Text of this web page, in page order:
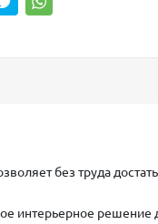
без труда
интерьерное решение